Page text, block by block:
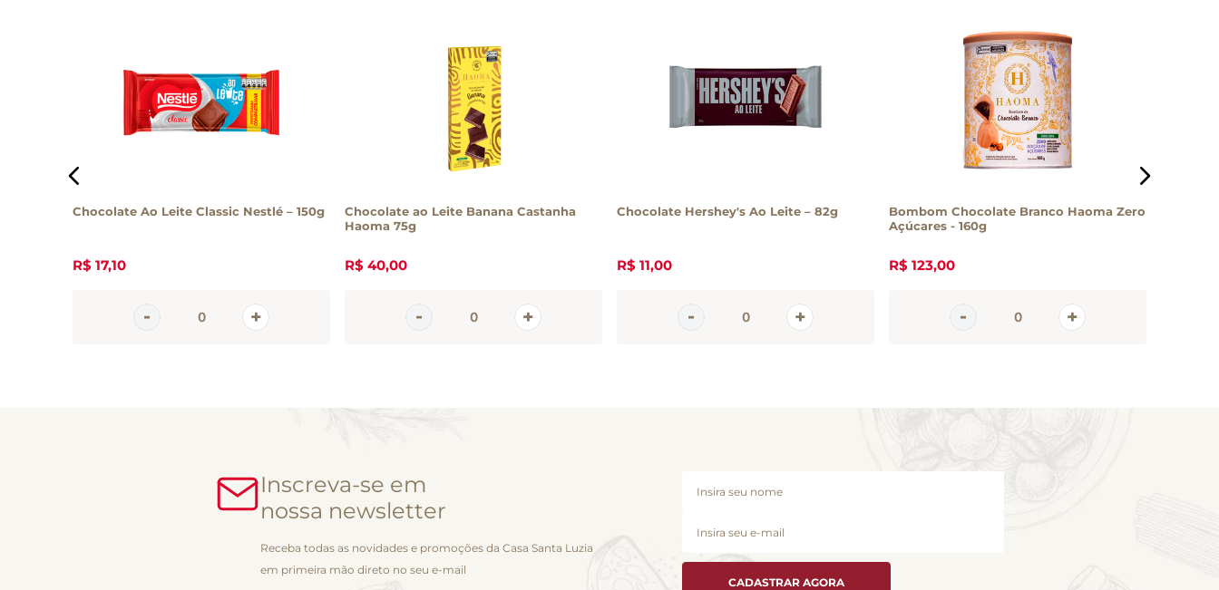
Chocolate Ao Leite Classic Nestlé – 150g
R$ 17,10
Chocolate ao Leite Banana Castanha
Haoma 75g
R$ 40,00
Chocolate Hershey's Ao Leite – 82g
R$ 11,00
Bombom Chocolate Branco Haoma Zero
Açúcares - 160g
R$ 123,00
Inscreva-se em
nossa newsletter
Receba todas as novidades e promoções da Casa Santa Luzia
em primeira mão direto no seu e-mail
CADASTRAR AGORA